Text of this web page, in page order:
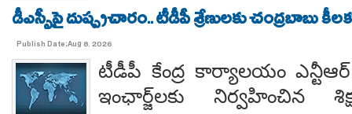
డీఎస్సీపై దుష్ప్రచారం.. టీడీపీ శ్రేణులకు చంద్రబాబు
Publish Date:Aug 8, 2026
టీడీపీ కేంద్ర కార్యాలయం
ఇంఛార్జ్‌లకు నిర్వహించిన